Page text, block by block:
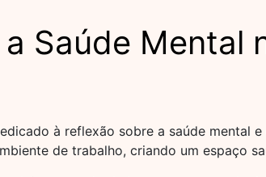
Saúde Mental
à reflexão sobre a saúde mental
de trabalho, criando um espaço